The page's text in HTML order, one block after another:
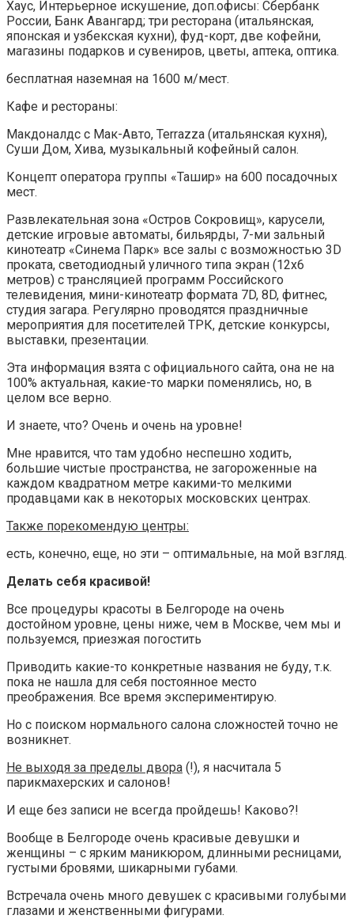
Хаус, Интерьерное искушение, доп.офисы: Сбербанк
России, Банк Авангард; три ресторана (итальянская,
японская и узбекская кухни), фуд-корт, две кофейни,
магазины подарков и сувениров, цветы, аптека, оптика.
бесплатная наземная на 1600 м/мест.
Кафе и рестораны:
Макдоналдс с Мак-Авто, Terrazza (итальянская кухня),
Суши Дом, Хива, музыкальный кофейный салон.
Концепт оператора группы «Ташир» на 600 посадочных
мест.
Развлекательная зона «Остров Сокровищ», карусели,
детские игровые автоматы, бильярды, 7-ми зальный
кинотеатр «Синема Парк» все залы с возможностью 3D
проката, светодиодный уличного типа экран (12х6
метров) с трансляцией программ Российского
телевидения, мини-кинотеатр формата 7D, 8D, фитнес,
студия загара. Регулярно проводятся праздничные
мероприятия для посетителей ТРК, детские конкурсы,
выставки, презентации.
Эта информация взята с официального сайта, она не на
100% актуальная, какие-то марки поменялись, но, в
целом все верно.
И знаете, что? Очень и очень на уровне!
Мне нравится, что там удобно неспешно ходить,
большие чистые пространства, не загороженные на
каждом квадратном метре какими-то мелкими
продавцами как в некоторых московских центрах.
Также порекомендую центры:
есть, конечно, еще, но эти – оптимальные, на мой взгляд.
Делать себя красивой!
Все процедуры красоты в Белгороде на очень
достойном уровне, цены ниже, чем в Москве, чем мы и
пользуемся, приезжая погостить
Приводить какие-то конкретные названия не буду, т.к.
пока не нашла для себя постоянное место
преображения. Все время экспериментирую.
Но с поиском нормального салона сложностей точно не
возникнет.
Не выходя за пределы двора (!), я насчитала 5
парикмахерских и салонов!
И еще без записи не всегда пройдешь! Каково?!
Вообще в Белгороде очень красивые девушки и
женщины – с ярким маникюром, длинными ресницами,
густыми бровями, шикарными губами.
Встречала очень много девушек с красивыми голубыми
глазами и женственными фигурами.